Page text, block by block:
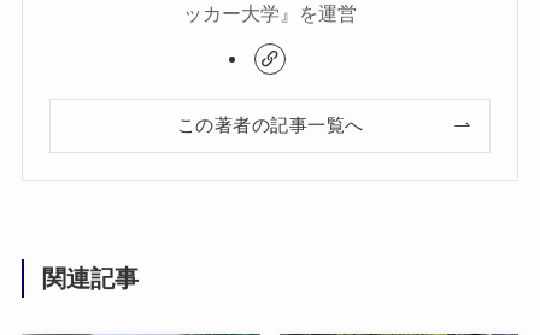
ッカー大学』を運営
この著者の記事一覧へ
関連記事